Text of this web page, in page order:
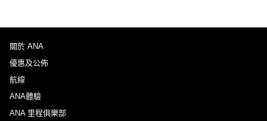
關於 ANA
優惠及公佈
航線
ANA體驗
ANA 里程俱樂部